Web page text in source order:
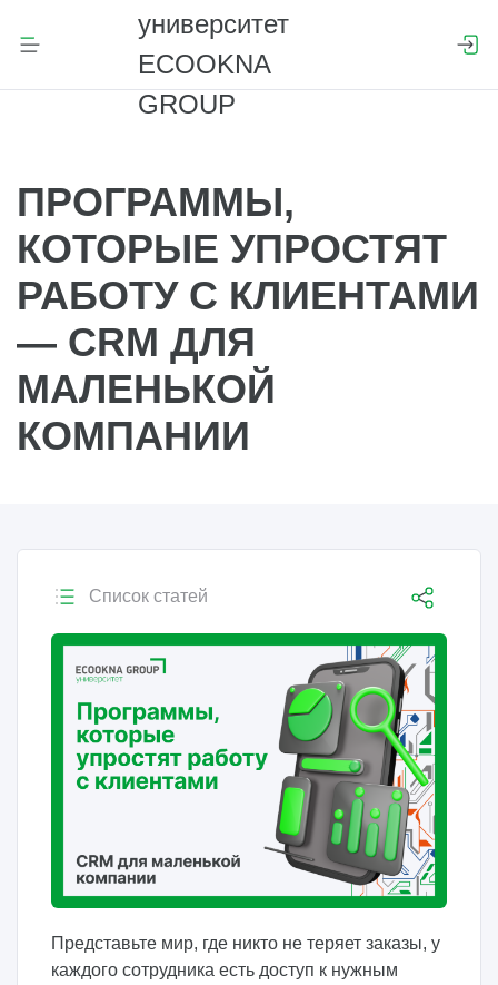
ПРОГРАММЫ,
КОТОРЫЕ УПРОСТЯТ
РАБОТУ С КЛИЕНТАМИ
— CRM ДЛЯ
МАЛЕНЬКОЙ
КОМПАНИИ
Список статей
Представьте мир, где никто не теряет заказы, у
каждого сотрудника есть доступ к нужным